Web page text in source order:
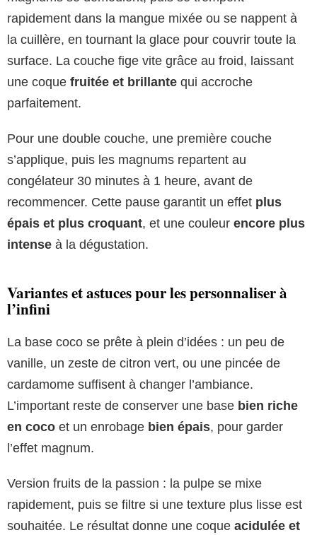
rapidement dans la mangue mixée ou se nappent à
la cuillère, en tournant la glace pour couvrir toute la
surface. La couche fige vite grâce au froid, laissant
une coque fruitée et brillante qui accroche
parfaitement.
Pour une double couche, une première couche
s’applique, puis les magnums repartent au
congélateur 30 minutes à 1 heure, avant de
recommencer. Cette pause garantit un effet plus
épais et plus croquant, et une couleur encore plus
intense à la dégustation.
Variantes et astuces pour les personnaliser à
l’infini
La base coco se prête à plein d’idées : un peu de
vanille, un zeste de citron vert, ou une pincée de
cardamome suffisent à changer l’ambiance.
L’important reste de conserver une base bien riche
en coco et un enrobage bien épais, pour garder
l’effet magnum.
Version fruits de la passion : la pulpe se mixe
rapidement, puis se filtre si une texture plus lisse est
souhaitée. Le résultat donne une coque acidulée et